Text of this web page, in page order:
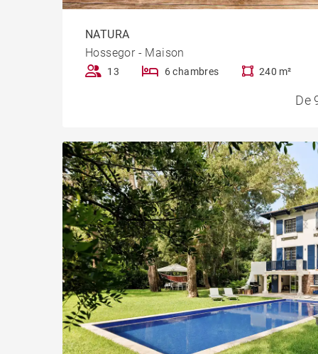
NATURA
Hossegor - Maison
13 6 chambres 240 m²
De